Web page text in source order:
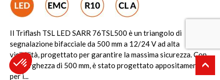
Il Triflash TSL LED SARR 76TSL500 è un triangolo di
segnalazione bifacciale da 500 mm a 12/24 V ad alta
visibilità, progettato per garantire la massima sicurezza. Con
una larghezza di 500 mm, è stato progettato appositamente
per i...